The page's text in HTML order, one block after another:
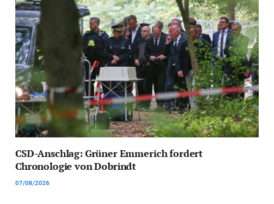
CSD-Anschlag: Grüner Emmerich fordert
Chronologie von Dobrindt
07/08/2026